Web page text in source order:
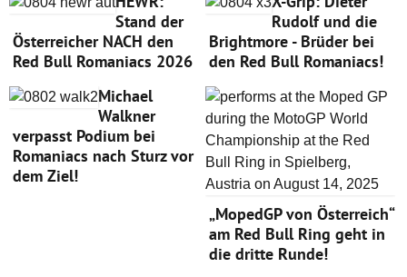
Stand der
Österreicher NACH den
Red Bull Romaniacs 2026
Rudolf und die
Brightmore - Brüder bei
den Red Bull Romaniacs!
Michael
Walkner
verpasst Podium bei
Romaniacs nach Sturz vor
dem Ziel!
„MopedGP von Österreich“
am Red Bull Ring geht in
die dritte Runde!